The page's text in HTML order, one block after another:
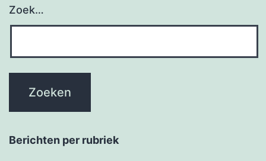
Zoek…
Berichten per rubriek